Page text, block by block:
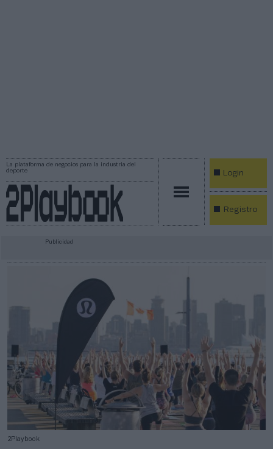
La plataforma de negocios para la industria del
deporte
Login
Registro
Publicidad
2Playbook